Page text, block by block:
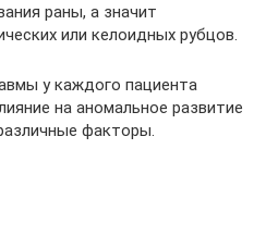
раны, а значит
или келоидных рубцов.
у каждого пациента
на аномальное развитие
факторы.